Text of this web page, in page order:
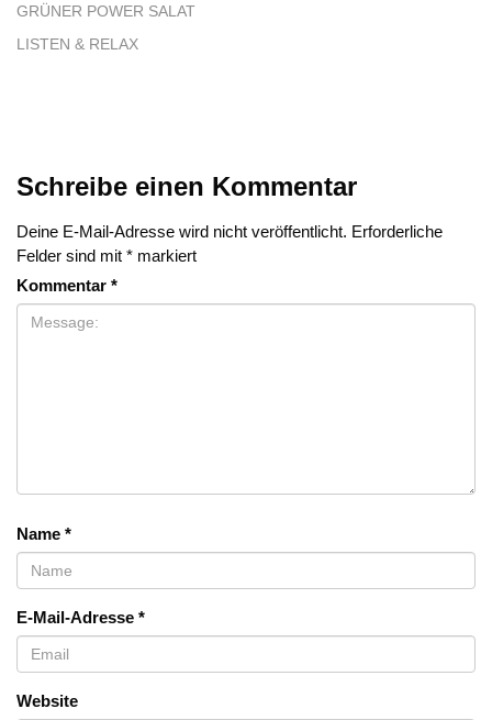
GRÜNER POWER SALAT
LISTEN & RELAX
Schreibe einen Kommentar
Deine E-Mail-Adresse wird nicht veröffentlicht. Erforderliche
Felder sind mit * markiert
Kommentar *
Name *
E-Mail-Adresse *
Website